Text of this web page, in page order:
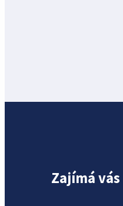
Zajímá vás